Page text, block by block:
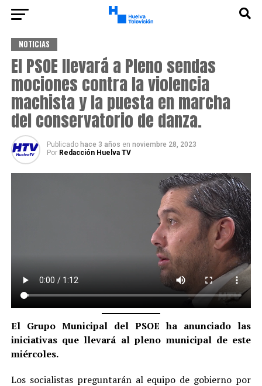
NOTICIAS
El PSOE llevará a Pleno sendas
mociones contra la violencia
machista y la puesta en marcha
del conservatorio de danza.
Publicado hace 3 años en noviembre 28, 2023
Por Redacción Huelva TV
El Grupo Municipal del PSOE ha anunciado las
iniciativas que llevará al pleno municipal de este
miércoles.
Los socialistas preguntarán al equipo de gobierno por